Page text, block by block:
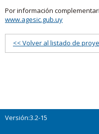
Por información
www.agesic.gub.uy
<< Volver al listado de
Versión:3.2-15